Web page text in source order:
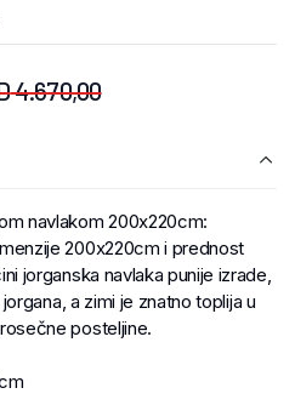
4.670,00
navlakom 200x220cm:
200x220cm i prednost
jorganska navlaka punije izrade,
a zimi je znatno toplija u
posteljine.